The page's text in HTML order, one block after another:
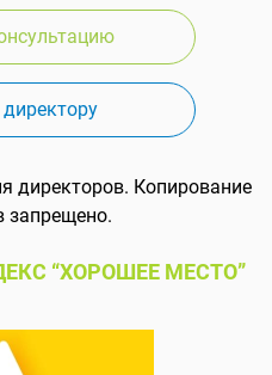
директоров. Копирование
запрещено.
“ХОРОШЕЕ МЕСТО”